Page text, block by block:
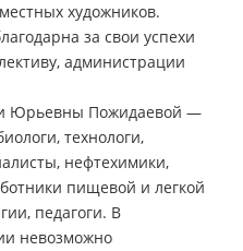
художников.
за свои успехи
администрации
Юрьевны Пожидаевой —
технологи,
нефтехимики,
пищевой и легкой
педагоги. В
невозможно